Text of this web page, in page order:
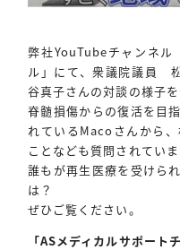
弊社YouTubeチャンネル
ル」にて、衆議院議員
谷真子さんの対談の様子を
脊髄損傷からの復活を目
れているMacoさんから
ことなども質問されていま
誰もが再生医療を受けら
は？
ぜひご覧ください。
「ASメディカルサポート